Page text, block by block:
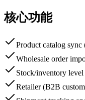
核心功能
Product catalog
Wholesale order
Stock/inventory
Retailer (B2B